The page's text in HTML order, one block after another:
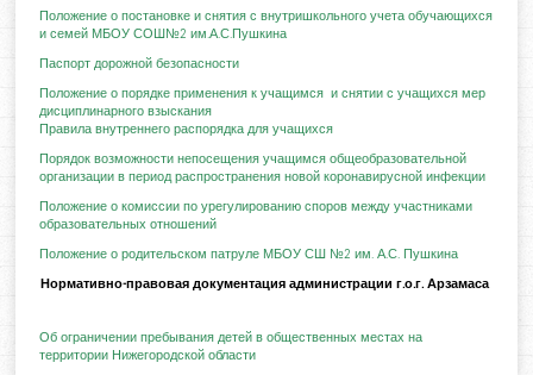
Положение о постановке и снятия с внутришкольного учета обучающихся
и семей МБОУ СОШ№2 им.А.С.Пушкина
Паспорт дорожной безопасности
Положение о порядке применения к учащимся и снятии с учащихся мер
дисциплинарного взыскания
Правила внутреннего распорядка для учащихся
Порядок возможности непосещения учащимся общеобразовательной
организации в период распространения новой коронавирусной инфекции
Положение о комиссии по урегулированию споров между участниками
образовательных отношений
Положение о родительском патруле МБОУ СШ №2 им. А.С. Пушкина
Нормативно-правовая документация администрации г.о.г. Арзамаса
Об ограничении пребывания детей в общественных местах на
территории Нижегородской области